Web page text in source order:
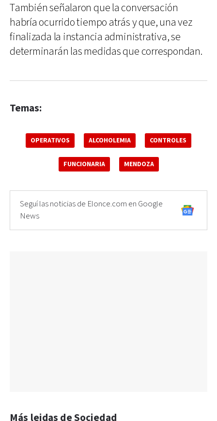
También señalaron que la conversación
habría ocurrido tiempo atrás y que, una vez
finalizada la instancia administrativa, se
determinarán las medidas que correspondan.
Temas:
OPERATIVOS ALCOHOLEMIA CONTROLES
FUNCIONARIA MENDOZA
Seguí las noticias de Elonce.com en Google
News
Más leidas de Sociedad